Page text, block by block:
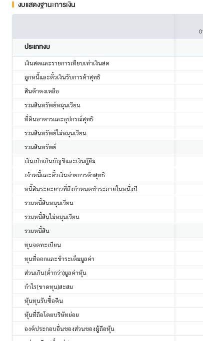
งบแสดงฐานะการเงิน
ประเภทงบ
เงินสดและรายการเทียบเท่าเงินสด
ลูกหนี้และตั๋วเงินรับการค้าสุทธิ
สินค้าคงเหลือ
รวมสินทรัพย์หมุนเวียน
ที่ดินอาคารและอุปกรณ์สุทธิ
รวมสินทรัพย์ไม่หมุนเวียน
รวมสินทรัพย์
เงินเบิกเกินบัญชีและเงินกู้ยืม
เจ้าหนี้และตั๋วเงินจ่ายการค้าสุทธิ
หนี้สินระยะยาวที่ถึงกำหนดชำระภายในหนึ่งปี
รวมหนี้สินหมุนเวียน
รวมหนี้สินไม่หมุนเวียน
รวมหนี้สิน
ทุนจดทะเบียน
ทุนที่ออกและชำระเต็มมูลค่า
ส่วนเกิน(ต่ำกว่า)มูลค่าหุ้น
กำไร(ขาดทุน)สะสม
หุ้นทุนรับซื้อคืน
หุ้นที่ถือโดยบริษัทย่อย
องค์ประกอบอื่นของส่วนของผู้ถือหุ้น